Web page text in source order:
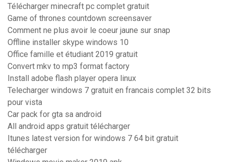
Télécharger minecraft pc complet gratuit
Game of thrones countdown screensaver
Comment ne plus avoir le coeur jaune sur snap
Offline installer skype windows 10
Office famille et étudiant 2019 gratuit
Convert mkv to mp3 format factory
Install adobe flash player opera linux
Telecharger windows 7 gratuit en francais complet 32 bits
pour vista
Car pack for gta sa android
All android apps gratuit télécharger
Itunes latest version for windows 7 64 bit gratuit
télécharger